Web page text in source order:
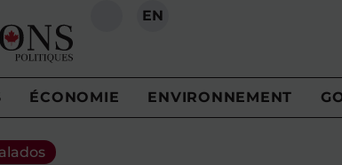
RECHERCHE
EN
ÉCONOMIE ENVIRONNEMENT